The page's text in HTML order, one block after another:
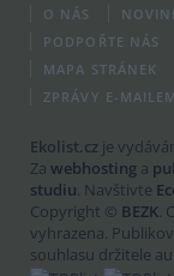
O NÁS
PODPOŘTE NÁS
MAPA STRÁNEK
ZPRÁVY E-MAILEM
Ekolist.cz je
Za webhosting a
studiu. Navštivte
Copyright © BEZK.
vyhrazena.
souhlasu držitele